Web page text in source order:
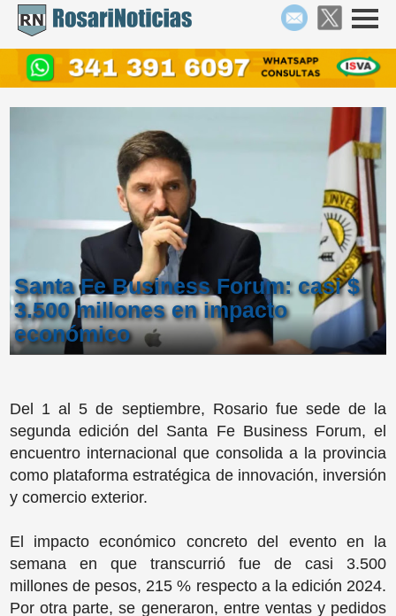
Santa Fe Business Forum: casi $
3.500 millones en impacto
económico
Del 1 al 5 de septiembre, Rosario fue sede de la
segunda edición del Santa Fe Business Forum, el
encuentro internacional que consolida a la provincia
como plataforma estratégica de innovación, inversión
y comercio exterior.
El impacto económico concreto del evento en la
semana en que transcurrió fue de casi 3.500
millones de pesos, 215 % respecto a la edición 2024.
Por otra parte, se generaron, entre ventas y pedidos